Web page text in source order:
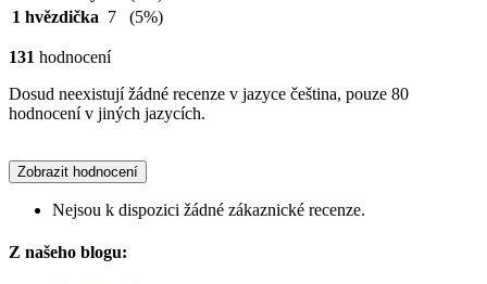
1 hvězdička 7 (5%)
131 hodnocení
Dosud neexistují žádné recenze v jazyce čeština, pouze 80
hodnocení v jiných jazycích.
Zobrazit hodnocení
Nejsou k dispozici žádné zákaznické recenze.
Z našeho blogu: